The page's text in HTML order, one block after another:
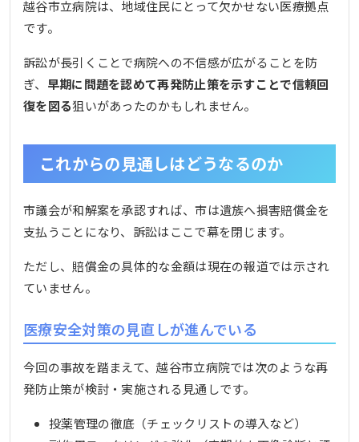
越谷市立病院は、地域住民にとって欠かせない医療拠点
です。
訴訟が長引くことで病院への不信感が広がることを防
ぎ、 早期に問題を認めて再発防止策を示すことで信頼回
復を図る狙いがあったのかもしれません。
これからの見通しはどうなるのか
市議会が和解案を承認すれば、市は遺族へ損害賠償金を
支払うことになり、訴訟はここで幕を閉じます。
ただし、賠償金の具体的な金額は現在の報道では示され
ていません。
医療安全対策の見直しが進んでいる
今回の事故を踏まえて、越谷市立病院では次のような再
発防止策が検討・実施される見通しです。
投薬管理の徹底（チェックリストの導入など）